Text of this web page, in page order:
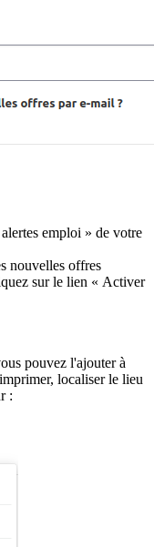
emploi » de votre
nouvelles offres
sur le lien « Activer
pouvez l'ajouter à
localiser le lieu
: